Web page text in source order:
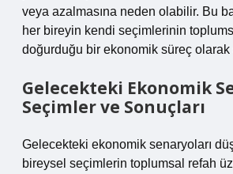
veya azalmasına neden olabilir. Bu
her bireyin kendi seçimlerinin
doğurduğu bir ekonomik süreç olarak
Gelecekteki Ekonomik
Seçimler ve Sonuçları
Gelecekteki ekonomik senaryoları
bireysel seçimlerin toplumsal refah